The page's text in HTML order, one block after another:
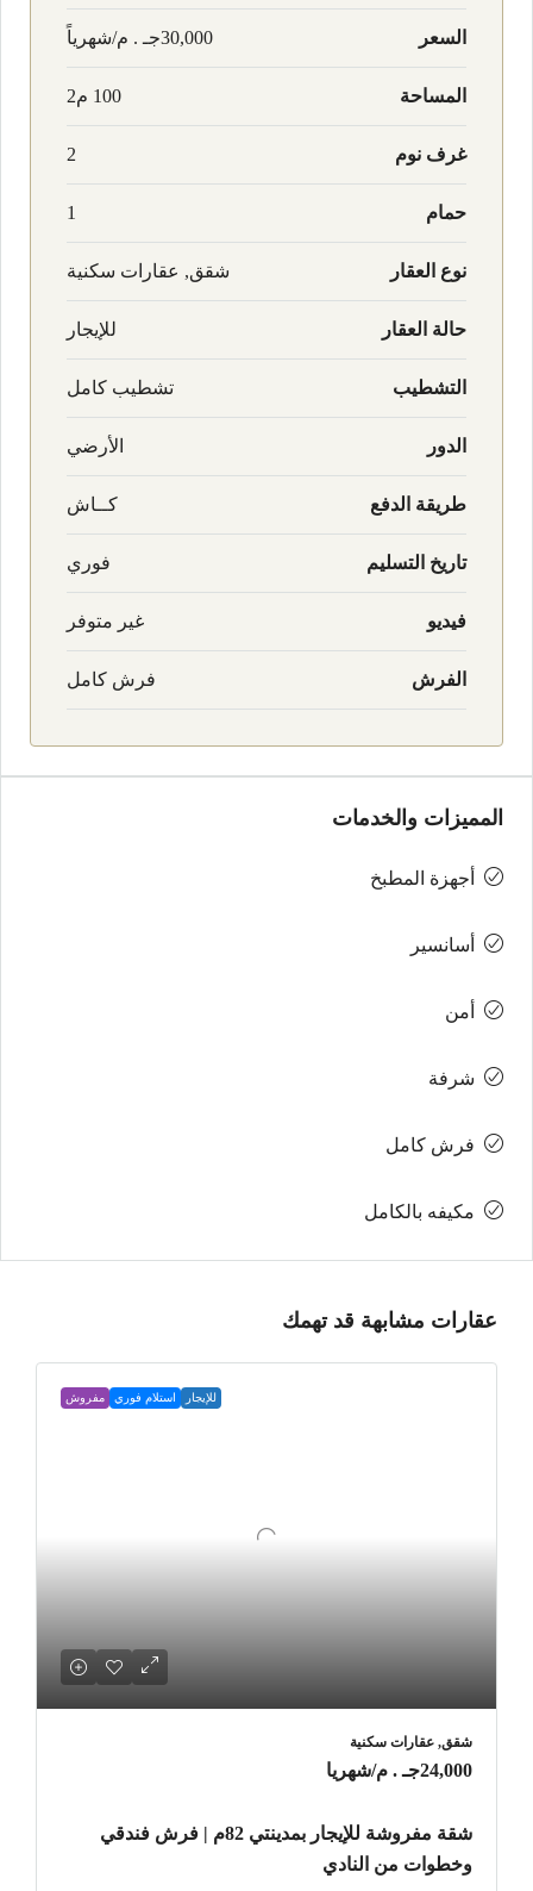
السعر 30,000جـ . م/شهرياً
المساحة 100 م2
غرف نوم 2
حمام 1
نوع العقار شقق, عقارات سكنية
حالة العقار للإيجار
التشطيب تشطيب كامل
الدور الأرضي
طريقة الدفع كــاش
تاريخ التسليم فوري
فيديو غير متوفر
الفرش فرش كامل
المميزات والخدمات
أجهزة المطبخ
أسانسير
أمن
شرفة
فرش كامل
مكيفه بالكامل
عقارات مشابهة قد تهمك
للإيجار استلام فوري مفروش
شقق, عقارات سكنية
24,000جـ . م /شهريا
شقة مفروشة للإيجار بمدينتي 82م | فرش فندقي
وخطوات من النادي